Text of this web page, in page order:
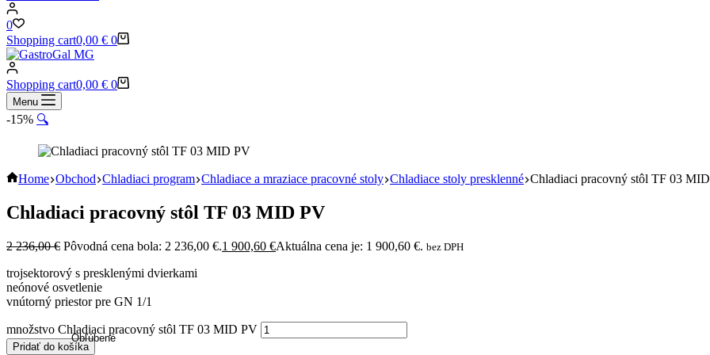
0
Shopping cart0,00 € 0
Shopping cart0,00 € 0
Menu
-15% 🔍
Home Obchod Chladiaci program Chladiace a mraziace pracovné stoly Chladiace stoly presklenné Chladiaci pracovný stôl TF 03
Chladiaci pracovný stôl TF 03 MID PV
2 236,00€ Pôvodná cena bola: 2 236,00 €.1 900,60 €Aktuálna cena je: 1 900,60 €. bez DPH
trojsektorový s presklenými dvierkami
neónové osvetlenie
vnútorný priestor pre GN 1/1
množstvo Chladiaci pracovný stôl TF 03 MID PV
Pridať do košíka
Obľúbené